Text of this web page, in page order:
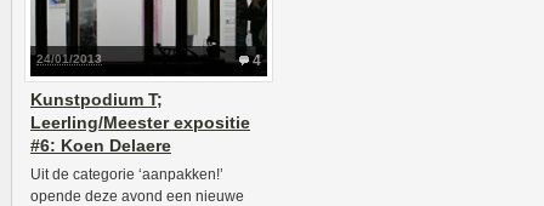
4
24/01/2013
Kunstpodium T;
Leerling/Meester expositie
#6: Koen Delaere
Uit de categorie ‘aanpakken!’
opende deze avond een nieuwe